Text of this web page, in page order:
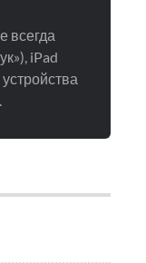
всегда
iPad